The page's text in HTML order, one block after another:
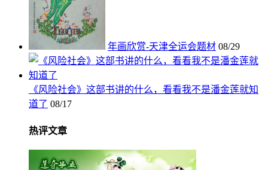
年画欣赏-天津全运会题材 08/29
《风险社会》这部书讲的什么，看看我不是潘金莲就知
道了 08/17
热评文章